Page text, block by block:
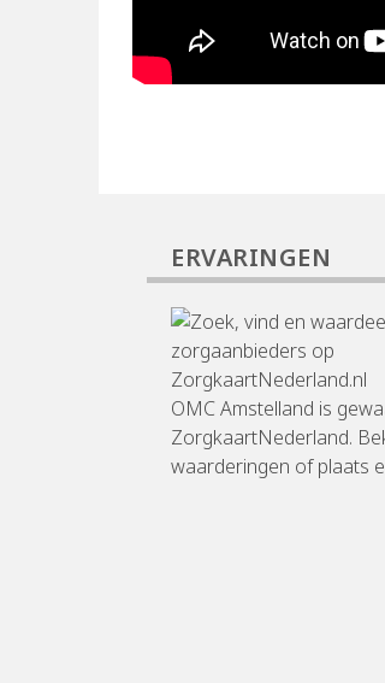
ERVARINGEN
OMC Amstelland is
ZorgkaartNederland.
waarderingen ofplaats